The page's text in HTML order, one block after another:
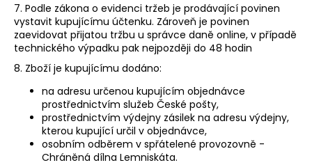
7. Podle zákona o evidenci tržeb je prodávající povinen
vystavit kupujícímu účtenku. Zároveň je povinen
zaevidovat přijatou tržbu u správce daně online, v případě
technického výpadku pak nejpozději do 48 hodin
8. Zboží je kupujícímu dodáno:
na adresu určenou kupujícím objednávce
prostřednictvím služeb České pošty,
prostřednictvím výdejny zásilek na adresu výdejny,
kterou kupující určil v objednávce,
osobním odběrem v spřátelené provozovně -
Chráněná dílna Lemniskáta.